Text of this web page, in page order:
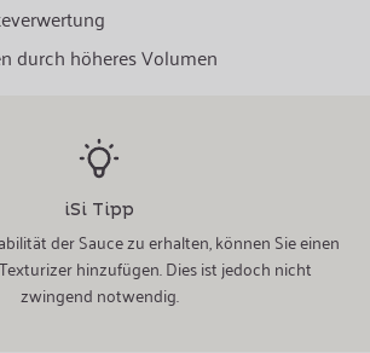
durch höheres Volumen
iSi Tipp
der Sauce zu erhalten, können Sie einen
hinzufügen. Dies ist jedoch nicht
zwingend notwendig.